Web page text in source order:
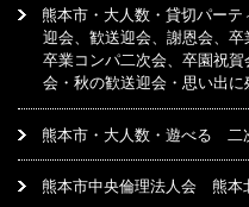
熊本市・大人数・貸切パー
迎会、歓送迎会、謝恩会、卒
卒業コンパ二次会、卒園祝
会・秋の歓送迎会・思い出
熊本市・大人数・遊べる 二
熊本市中央倫理法人会 熊